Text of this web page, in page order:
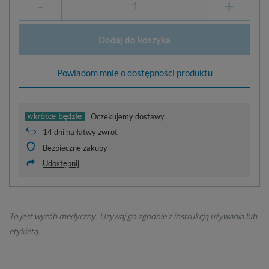
- +
Dodaj do koszyka
Powiadom mnie o dostępności produktu
Oczekujemy dostawy
14dni na łatwy zwrot
Bezpieczne zakupy
Udostępnij
To jest wyrób medyczny. Używaj go zgodnie z instrukcją używania lub
etykietą.